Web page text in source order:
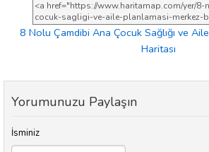
8 Nolu Çamdibi Ana Çocuk Sağlığı ve
Haritası
Yorumunuzu Paylaşın
İsminiz